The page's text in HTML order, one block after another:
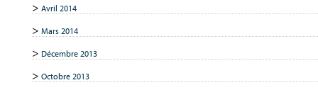
Avril 2014
Mars 2014
Décembre 2013
Octobre 2013